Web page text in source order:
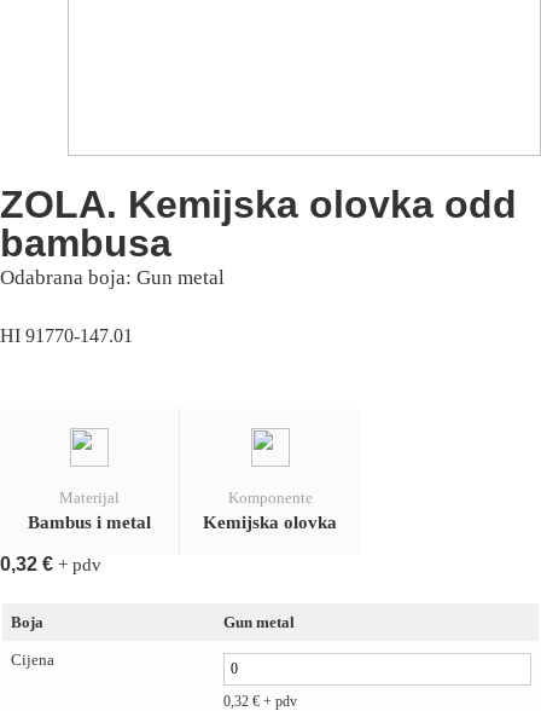
ZOLA. Kemijska olovka odd
bambusa
Odabrana boja: Gun metal
HI 91770-147.01
Materijal
Bambus i metal
Komponente
Kemijska olovka
0,32 € + pdv
Boja Gun metal
Cijena
0,32 € + pdv